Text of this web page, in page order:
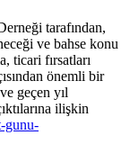
tarafından,
ve bahse konu
ticari fırsatları
önemli bir
geçen yıl
ilişkin
gunu-